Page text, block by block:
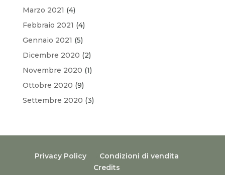
Marzo 2021 (4)
Febbraio 2021 (4)
Gennaio 2021 (5)
Dicembre 2020 (2)
Novembre 2020 (1)
Ottobre 2020 (9)
Settembre 2020 (3)
Privacy Policy
Condizioni di vendita
Credits